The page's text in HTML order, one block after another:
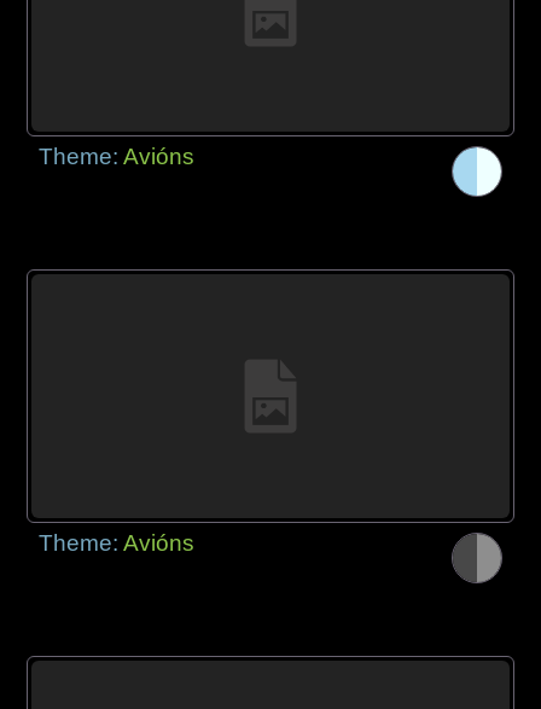
Theme:Avións
Theme:Avións